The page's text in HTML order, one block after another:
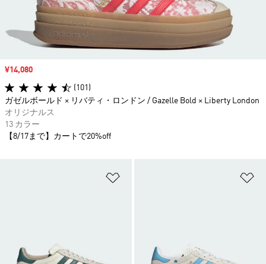
セール価格
¥14,080
(101)
ガゼルボールド × リバティ・ロンドン / Gazelle Bold × Liberty London
オリジナルス
13 カラー
【8/17まで】カートで20%off